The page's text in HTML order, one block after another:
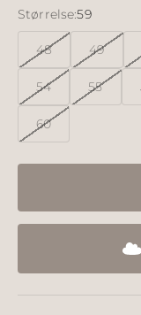
Størrelse:59
48 49
54 55
60